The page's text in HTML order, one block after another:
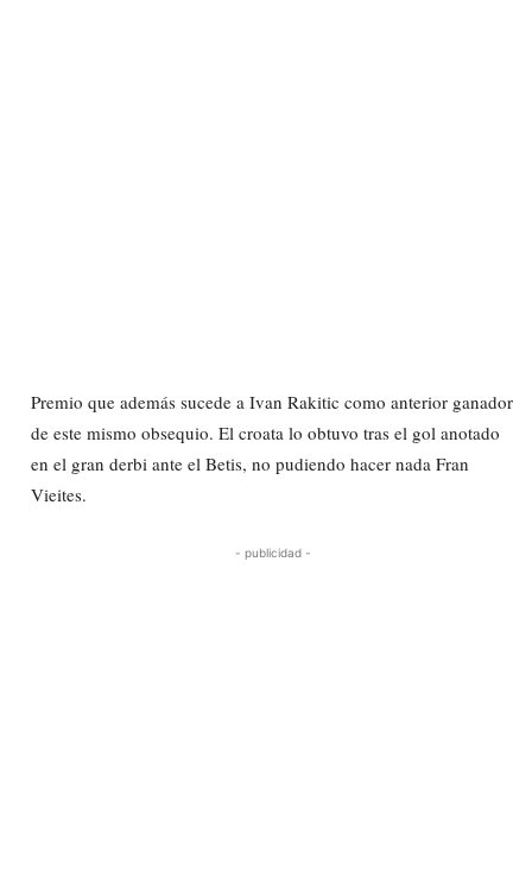
Premio que además sucede a Ivan Rakitic como anterior ganador
de este mismo obsequio. El croata lo obtuvo tras el gol anotado
en el gran derbi ante el Betis, no pudiendo hacer nada Fran
Vieites.
- publicidad -